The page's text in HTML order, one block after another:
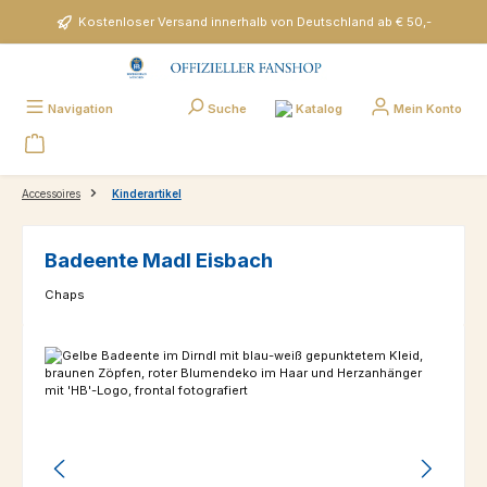
Zum Hauptinhalt springenKostenloser Versand innerhalb von Deutschland ab € 50,-
Navigation Suche Katalog Mein Konto
Accessoires Kinderartikel
Badeente Madl Eisbach
Chaps
Bildergalerie überspringen